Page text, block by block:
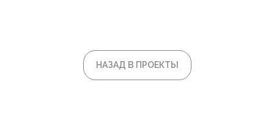
НАЗАД В ПРОЕКТЫ